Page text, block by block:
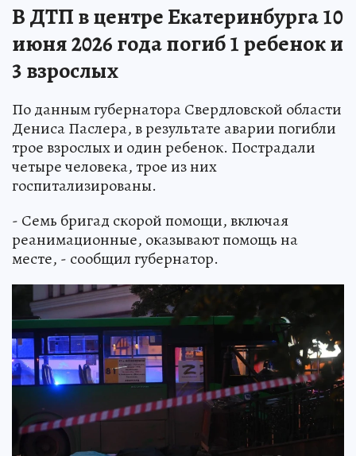
В ДТП в центре Екатеринбурга 10
июня 2026 года погиб 1 ребенок и
3 взрослых
По данным губернатора Свердловской области
Дениса Паслера, в результате аварии погибли
трое взрослых и один ребенок. Пострадали
четыре человека, трое из них
госпитализированы.
- Семь бригад скорой помощи, включая
реанимационные, оказывают помощь на
месте, - сообщил губернатор.